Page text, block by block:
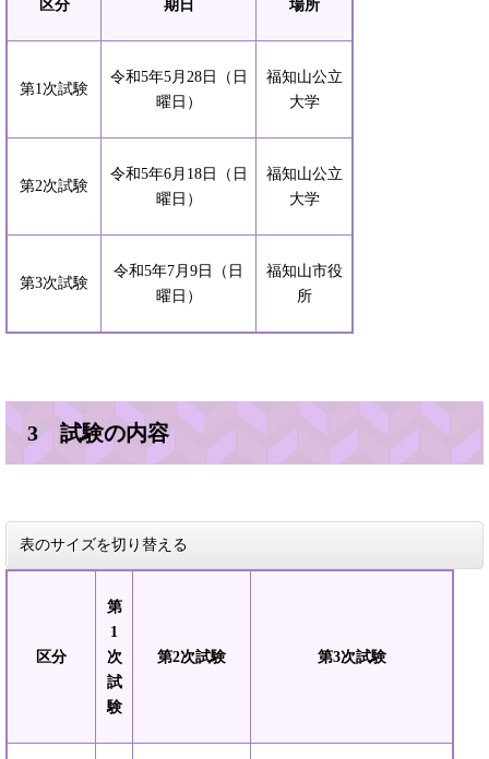
区分 期日 場所
第1次試験
令和5年5月28日（日
曜日）
福知山公立
大学
第2次試験
令和5年6月18日（日
曜日）
福知山公立
大学
第3次試験
令和5年7月9日（日
曜日）
福知山市役
所
3 試験の内容
表のサイズを切り替える
区分
第
1
次
試
験
第2次試験 第3次試験